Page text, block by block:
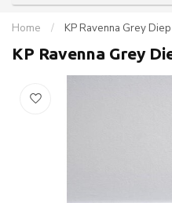
Home / KP Ravenna Grey
KP Ravenna Grey